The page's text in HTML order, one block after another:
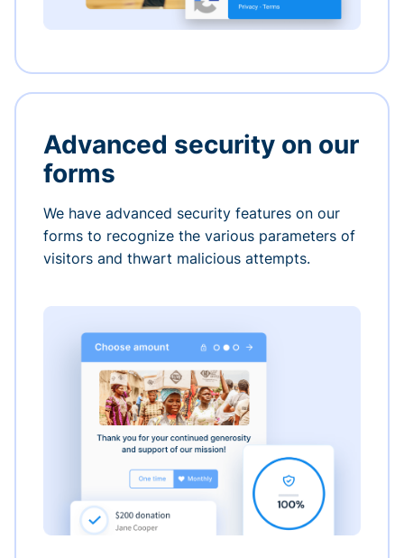
Advanced security on our
forms
We have advanced security features on our
forms to recognize the various parameters of
visitors and thwart malicious attempts.